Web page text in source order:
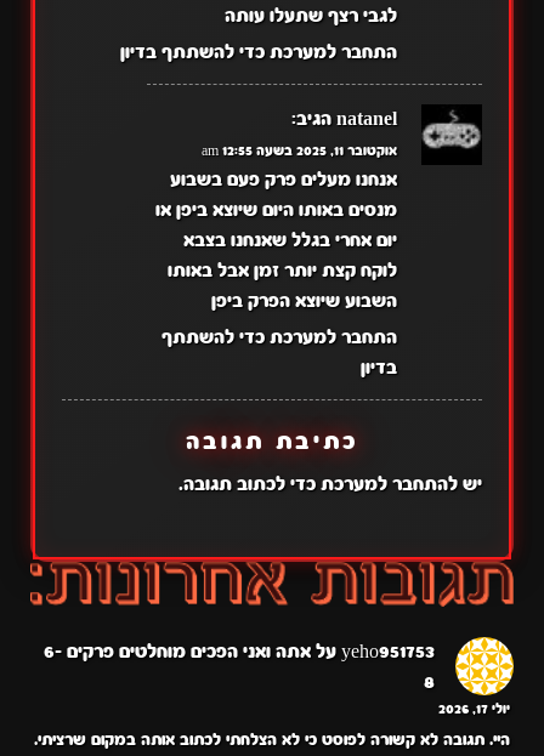
לגבי רצף שתעלו עותה
התחבר למערכת כדי להשתתף בדיון
natanel הגיב:
אוקטובר 11, 2025 בשעה 12:55 am
אנחנו מעלים פרק פעם בשבוע
מנסים באותו היום שיוצא ביפן או
יום אחרי בגלל שאנחנו בצבא
לוקח קצת יותר זמן אבל באותו
השבוע שיוצא הפרק ביפן
התחבר למערכת כדי להשתתף
בדיון
כתיבת תגובה
יש להתחבר למערכתכדי לכתוב תגובה.
yeho951753 על
אתה ואני הפכים מוחלטים פרקים 6-
8
יולי 17, 2026
היי. תגובה לא קשורה לפוסט כי לא הצלחתי לכתוב אותה במקום שרציתי.